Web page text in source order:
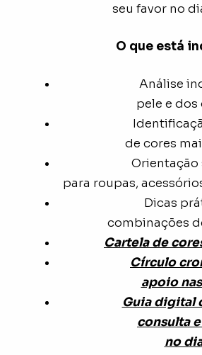
seu favor no
O que está
Análise
pele e
de cores
Orientação
para roupas,
Dicas
combinações
Cartela de
Círculo
apoio
Guia digital
consulta
no